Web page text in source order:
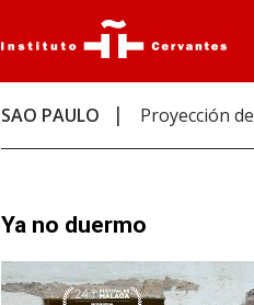
SAO PAULO Proyección
Ya no duermo